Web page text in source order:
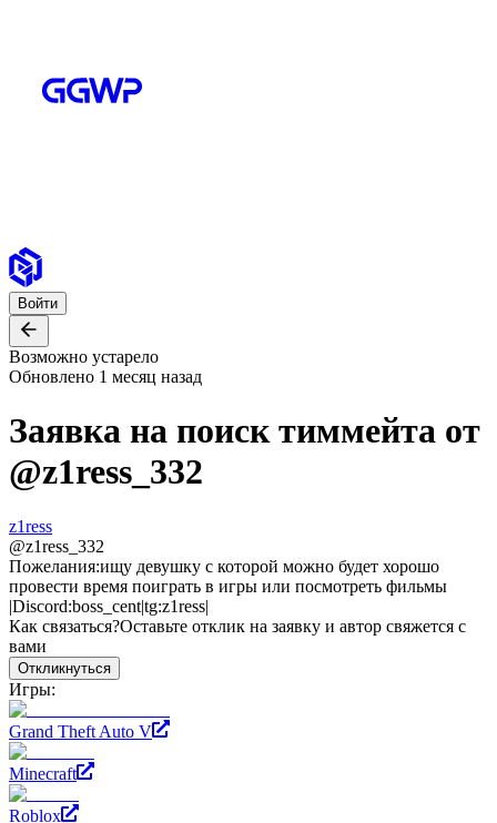
Войти
Возможно устарело
Обновлено 1 месяц назад
Заявка на поиск тиммейта от
@z1ress_332
z1ress
@z1ress_332
Пожелания:ищу девушку с которой можно будет хорошо
провести время поиграть в игры или посмотреть фильмы
|Discord:boss_cent|tg:z1ress|
Как связаться?Оставьте отклик на заявку и автор свяжется с
вами
Откликнуться
Игры:
Grand Theft Auto V
Minecraft
Roblox